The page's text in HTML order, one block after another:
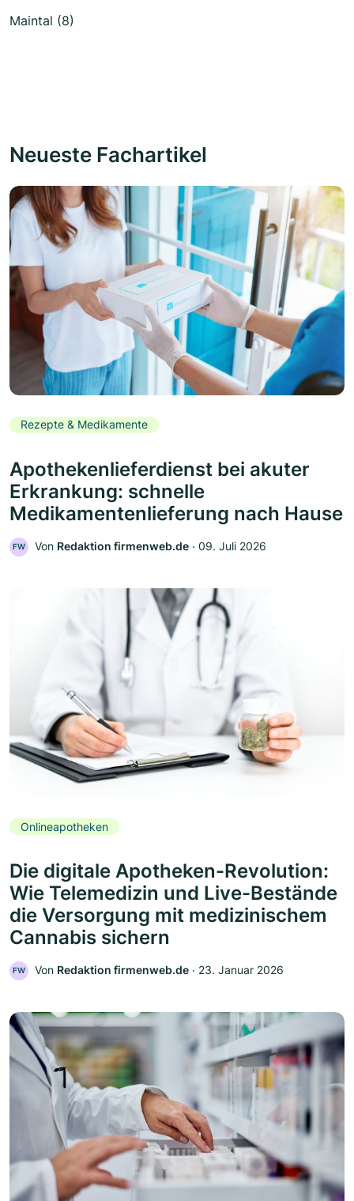
Maintal (8)
Neueste Fachartikel
Rezepte & Medikamente
Apothekenlieferdienst bei akuter
Erkrankung: schnelle
Medikamentenlieferung nach Hause
FW Von Redaktion firmenweb.de ‧ 09. Juli 2026
Onlineapotheken
Die digitale Apotheken-Revolution:
Wie Telemedizin und Live-Bestände
die Versorgung mit medizinischem
Cannabis sichern
FW Von Redaktion firmenweb.de ‧ 23. Januar 2026